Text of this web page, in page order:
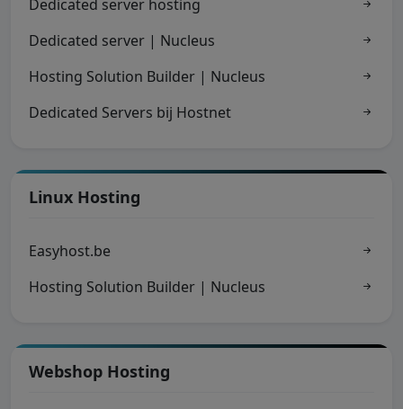
Dedicated server hosting
Dedicated server | Nucleus
Hosting Solution Builder | Nucleus
Dedicated Servers bij Hostnet
Linux Hosting
Easyhost.be
Hosting Solution Builder | Nucleus
Webshop Hosting